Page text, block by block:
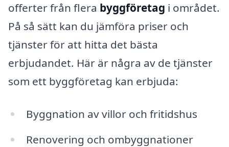
offerter från flera byggföretag i området.
På så sätt kan du jämföra priser och
tjänster för att hitta det bästa
erbjudandet. Här är några av de tjänster
som ett byggföretag kan erbjuda:
Byggnation av villor och fritidshus
Renovering och ombyggnationer